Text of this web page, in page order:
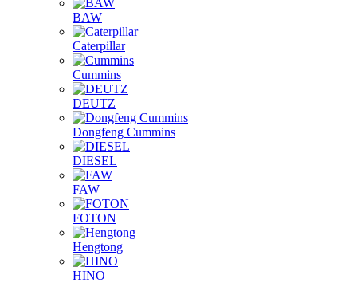
BAW
Caterpillar
Cummins
DEUTZ
Dongfeng Cummins
DIESEL
FAW
FOTON
Hengtong
HINO